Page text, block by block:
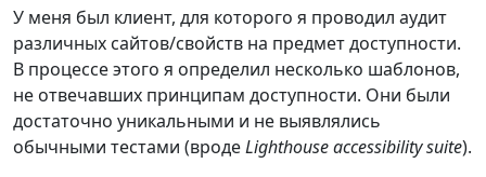
У меня был клиент, для которого я проводил аудит
различных сайтов/свойств на предмет доступности.
В процессе этого я определил несколько шаблонов,
не отвечавших принципам доступности. Они были
достаточно уникальными и не выявлялись
обычными тестами (вродеLighthouse accessibility suite).